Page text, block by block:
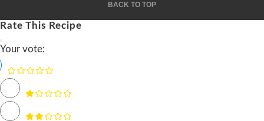
BACK TO TOP
Rate This Recipe
Your vote: